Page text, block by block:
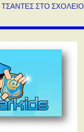
ΤΣΑΝΤΕΣ ΣΤΟ ΣΧΟΛΕΙΟ